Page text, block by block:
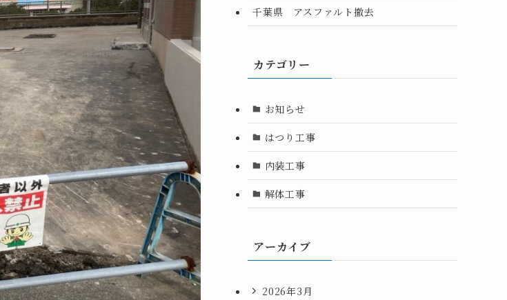
千葉県 アスファルト撤去
カテゴリー
お知らせ
はつり工事
内装工事
解体工事
アーカイブ
2026年3月